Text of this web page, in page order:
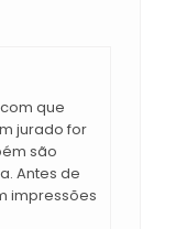
que
jurado for
são
Antes de
impressões